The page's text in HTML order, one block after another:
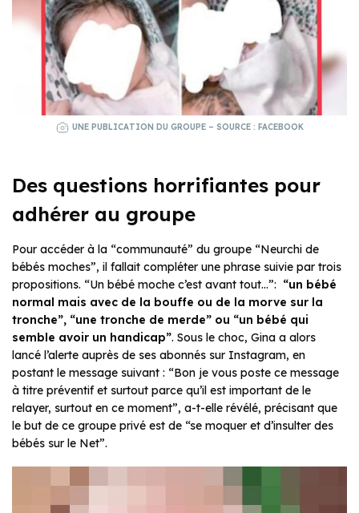
UNE PUBLICATION DU GROUPE – SOURCE : FACEBOOK
Des questions horrifiantes pour
adhérer au groupe
Pour accéder à la “communauté” du groupe “Neurchi de
bébés moches”, il fallait compléter une phrase suivie par trois
propositions. “Un bébé moche c’est avant tout…”: “un bébé
normal mais avec de la bouffe ou de la morve sur la
tronche”, “une tronche de merde” ou “un bébé qui
semble avoir un handicap”. Sous le choc, Gina a alors
lancé l’alerte auprès de ses abonnés sur Instagram, en
postant le message suivant : “Bon je vous poste ce message
à titre préventif et surtout parce qu’il est important de le
relayer, surtout en ce moment”, a-t-elle révélé, précisant que
le but de ce groupe privé est de “se moquer et d’insulter des
bébés sur le Net”.